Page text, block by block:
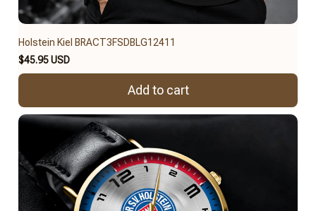
Holstein Kiel BRACT3FSDBLG12411
$45.95 USD
Add to cart